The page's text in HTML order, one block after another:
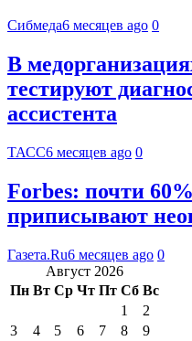
Сибмеда6 месяцев ago 0
В
тестируют
ассистента
ТАСС6 месяцев ago 0
Forbes: почти
приписывают
Газета.Ru6 месяцев ago 0
Август 2026
Пн Вт Ср Чт Пт Сб Вс
1
2
3
4 5 6 7 8
9